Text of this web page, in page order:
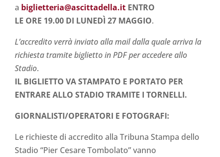
a biglietteria@ascittadella.it ENTRO
LE ORE 19.00 DI LUNEDÌ 27 MAGGIO.
L’accredito verrà inviato alla mail dalla quale arriva la
richiesta tramite biglietto in PDF per accedere allo
Stadio.
IL BIGLIETTO VA STAMPATO E PORTATO PER
ENTRARE ALLO STADIO TRAMITE I TORNELLI.
GIORNALISTI/OPERATORI E FOTOGRAFI:
Le richieste di accredito alla Tribuna Stampa dello
Stadio “Pier Cesare Tombolato” vanno